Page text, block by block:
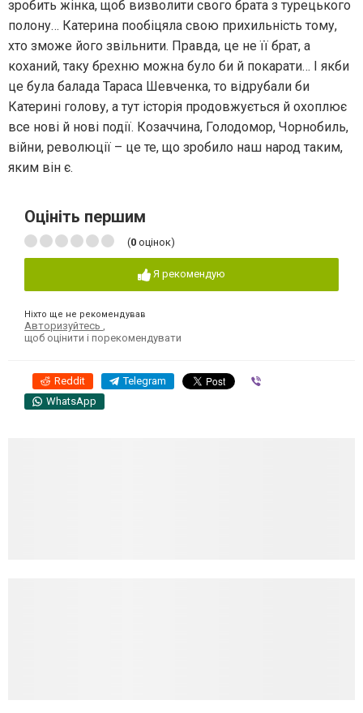
зробить жінка, щоб визволити свого брата з турецького
полону… Катерина пообіцяла свою прихильність тому,
хто зможе його звільнити. Правда, це не її брат, а
коханий, таку брехню можна було би й покарати… І якби
це була балада Тараса Шевченка, то відрубали би
Катерині голову, а тут історія продовжується й охоплює
все нові й нові події. Козаччина, Голодомор, Чорнобиль,
війни, революції – це те, що зробило наш народ таким,
яким він є.
Оцініть першим
(0 оцінок)
Я рекомендую
Ніхто ще не рекомендував
Авторизуйтесь
щоб оцінити і порекомендувати
Reddit Telegram
WhatsApp